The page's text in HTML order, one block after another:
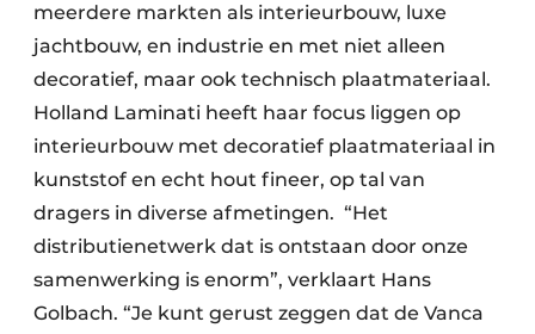
meerdere markten als interieurbouw, luxe
jachtbouw, en industrie en met niet alleen
decoratief, maar ook technisch plaatmateriaal.
Holland Laminati heeft haar focus liggen op
interieurbouw met decoratief plaatmateriaal in
kunststof en echt hout fineer, op tal van
dragers in diverse afmetingen. “Het
distributienetwerk dat is ontstaan door onze
samenwerking is enorm”, verklaart Hans
Golbach. “Je kunt gerust zeggen dat de Vanca